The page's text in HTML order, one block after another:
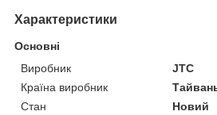
Характеристики
Основні
Виробник
JTC
Країна виробник
Стан
Новий